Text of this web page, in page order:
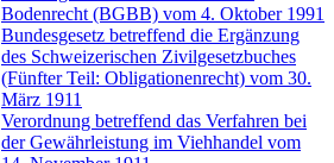
Bodenrecht (BGBB) vom 4. Oktober 1991
Bundesgesetz betreffend die Ergänzung
des Schweizerischen Zivilgesetzbuches
(Fünfter Teil: Obligationenrecht) vom 30.
März 1911
Verordnung betreffend das Verfahren bei
der Gewährleistung im Viehhandel vom